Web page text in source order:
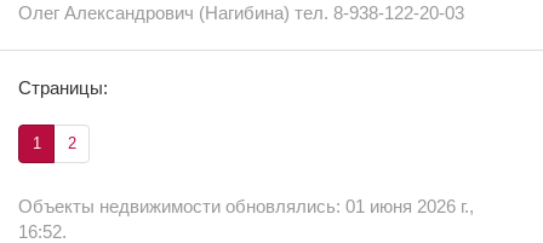
Олег Александрович (Нагибина) тел. 8-938-122-20-03
Страницы:
1 2
Объекты недвижимости обновлялись: 01 июня 2026 г.,
16:52.